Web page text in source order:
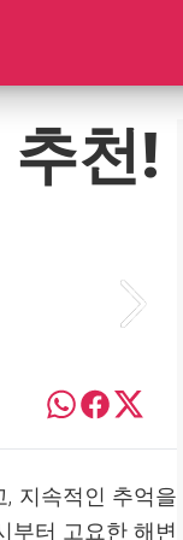
천!
지속적인 추억을
부터 고요한 해변